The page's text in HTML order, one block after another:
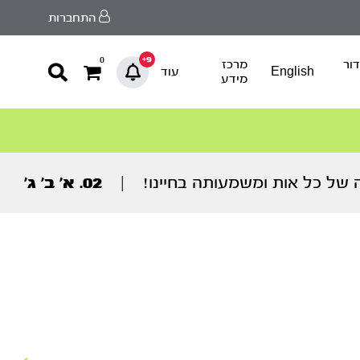
התחברות
English
מרכז
מידע
עוד
9+
0
של כל אות ומשמעותה בחיינו! 02. א’ ב’ ג’